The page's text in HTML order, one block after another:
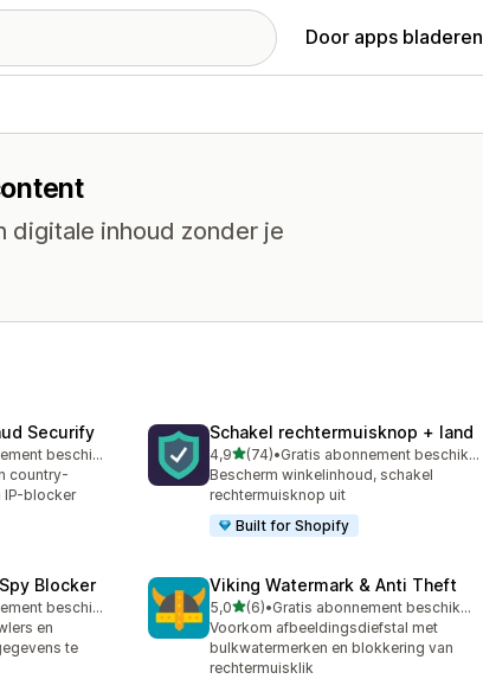
Door apps bladeren
digitale inhoud zonder je
Securify
Gratis abonnement beschikbaar
country-
IP-blocker
Schakel rechtermuisknop + land
4,9van 5 sterren
(74)
74 recensies in totaal
•
Gratis abonnement beschikbaar
Bescherm winkelinhoud, schakel
rechtermuisknop uit
Built for Shopify
Blocker
Gratis abonnement beschikbaar
en
te
Viking Watermark & Anti Theft
5,0van 5 sterren
(6)
6 recensies in totaal
•
Gratis abonnement beschikbaar
Voorkom afbeeldingsdiefstal met
bulkwatermerken en blokkering van
rechtermuisklik